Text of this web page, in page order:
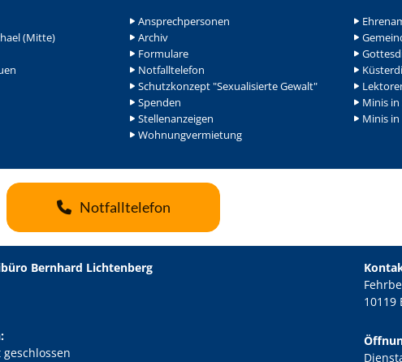
(Mitte)
Ansprechpersonen
Archiv
Formulare
Notfalltelefon
Schutzkonzept "Sexualisierte Gewalt"
Spenden
Stellenanzeigen
Wohnungvermietung
Minis
Minis in
Notfalltelefon
Bernhard Lichtenberg
10119